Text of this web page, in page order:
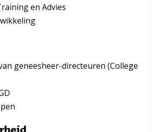
en Advies
geneesheer-directeuren (College